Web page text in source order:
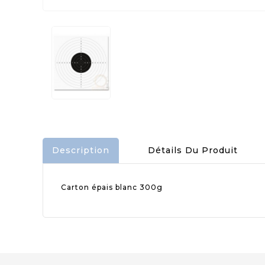
Description Détails Du Produit
Carton épais blanc 300g